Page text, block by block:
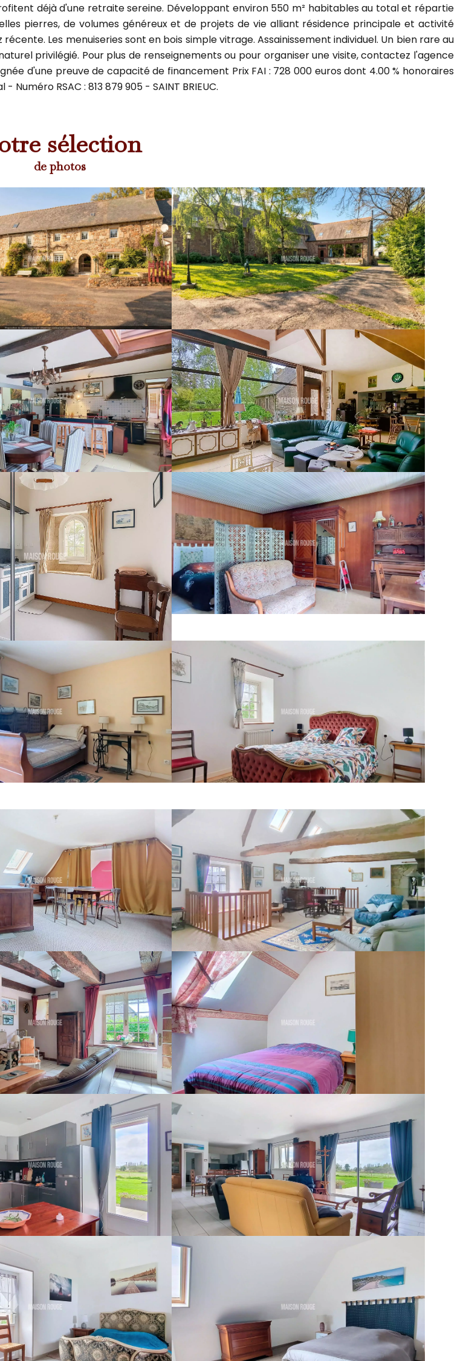
déjà d'une retraite sereine. Développant environ 550 m² habitables au total et répartie
pierres, de volumes généreux et de projets de vie alliant résidence principale et activité
Les menuiseries sont en bois simple vitrage. Assainissement individuel. Un bien rare au
privilégié. Pour plus de renseignements ou pour organiser une visite, contactez l'agence
d'une preuve de capacité de financement Prix FAI : 728 000 euros dont 4.00 % honoraires
RSAC : 813 879 905 - SAINT BRIEUC.
sélection
de photos